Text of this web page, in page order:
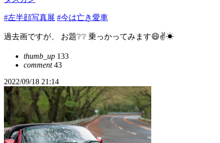
#左半顔写真展 #今は亡き愛車
過去画ですが、 お題❔❔ 乗っかってみます😄✌☀
thumb_up 133
comment43
2022/09/18 21:14